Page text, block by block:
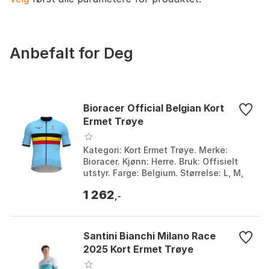
Anbefalt for Deg
Bioracer Official Belgian Kort
Ermet Trøye
Kategori: Kort Ermet Trøye. Merke:
Bioracer. Kjønn: Herre. Bruk: Offisielt
utstyr. Farge: Belgium. Størrelse: L, M,
1 262 ,-
Santini Bianchi Milano Race
2025 Kort Ermet Trøye